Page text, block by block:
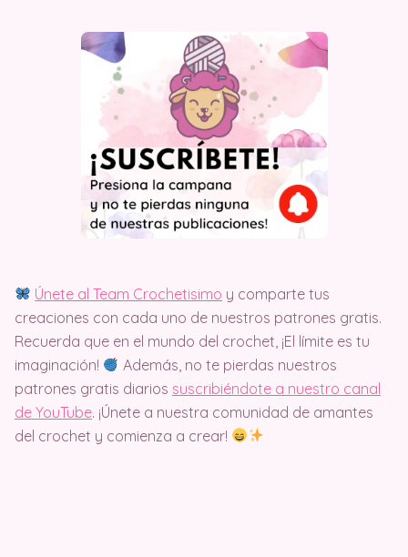
Únete al Team Crochetisimo y comparte tus
creaciones con cada uno de nuestros patrones gratis.
Recuerda que en el mundo del crochet, ¡El límite es tu
imaginación!
Además, no te pierdas nuestros
patrones gratis diarios suscribiéndote a nuestro canal
de YouTube. ¡Únete a nuestra comunidad de amantes
del crochet y comienza a crear!